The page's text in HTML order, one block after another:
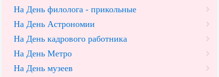
На День филолога - прикольные
На День Астрономии
На День кадрового работника
На День Метро
На День музеев